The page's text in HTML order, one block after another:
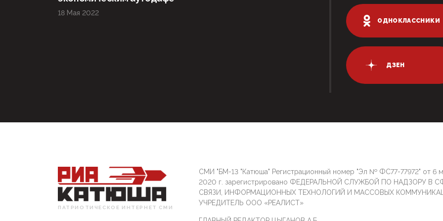
18 Мая 2022
ОДНОКЛАССНИКИ
ДЗЕН
ПАТРИОТИЧЕСКОЕ ИНТЕРНЕТ СМИ
СМИ "БМ-13 "Катюша" Регистрационный номер "Эл № ФС77-77972" от 6
2020 г. зарегистрировано ФЕДЕРАЛЬНОЙ СЛУЖБОЙ ПО НАДЗОРУ В
СВЯЗИ, ИНФОРМАЦИОННЫХ ТЕХНОЛОГИЙ И МАССОВЫХ
УЧРЕДИТЕЛЬ ООО «РЕАЛИСТ»